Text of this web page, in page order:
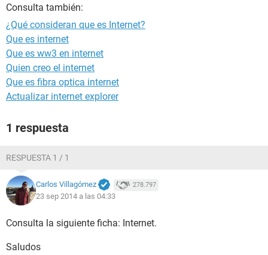
Consulta también:
¿Qué consideran que es Internet?
Que es internet
Que es ww3 en internet
Quien creo el internet
Que es fibra optica internet
Actualizar internet explorer
1 respuesta
RESPUESTA 1 / 1
Carlos Villagómez 278.797
23 sep 2014 a las 04:33
Consulta la siguiente ficha: Internet.
Saludos